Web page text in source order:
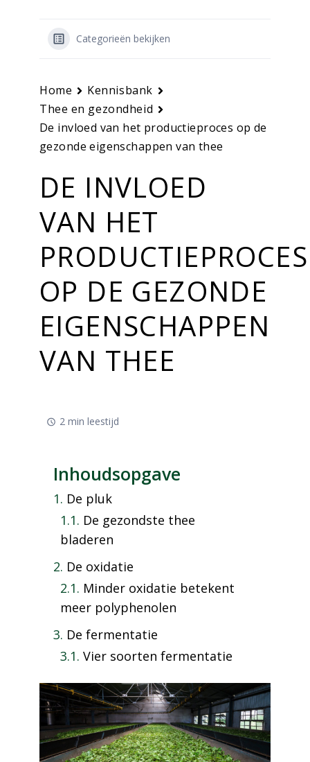
Categorieën bekijken
Home
Kennisbank
Thee en gezondheid
De invloed van het productieproces op de
gezonde eigenschappen van thee
DE INVLOED
VAN HET
PRODUCTIEPROCES
OP DE GEZONDE
EIGENSCHAPPEN
VAN THEE
2 min leestijd
Inhoudsopgave
De pluk
De gezondste thee
bladeren
De oxidatie
Minder oxidatie betekent
meer polyphenolen
De fermentatie
Vier soorten fermentatie